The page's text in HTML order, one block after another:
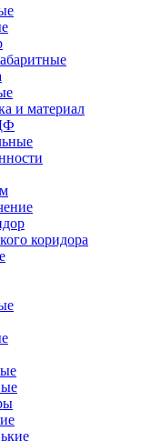
и материал
коридора